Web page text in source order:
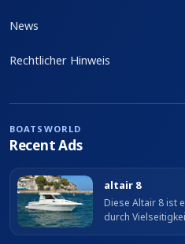
News
Rechtlicher Hinweis
BOATSWORLD
Recent Ads
altair 8
Diese Altair 8 ist
durch